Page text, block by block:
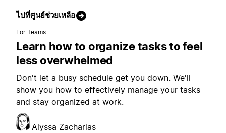
ไปที่ศูนย์ช่วยเหลือ
For Teams
Learn how to organize tasks to feel
less overwhelmed
Don't let a busy schedule get you down. We'll
show you how to effectively manage your tasks
and stay organized at work.
Alyssa Zacharias